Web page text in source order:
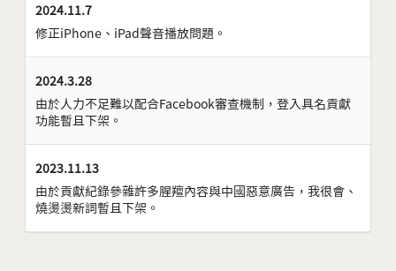
2024.11.7
修正iPhone、iPad聲音播放問題。
2024.3.28
由於人力不足難以配合Facebook審查機制，登入具名貢獻
功能暫且下架。
2023.11.13
由於貢獻紀錄參雜許多腥羶內容與中國惡意廣告，我很會、
燒燙燙新詞暫且下架。